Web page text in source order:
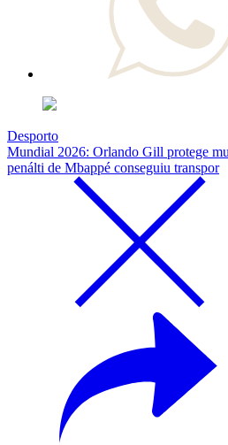
Desporto
Mundial 2026: Orlando Gill protege
penálti de Mbappé conseguiu transpor